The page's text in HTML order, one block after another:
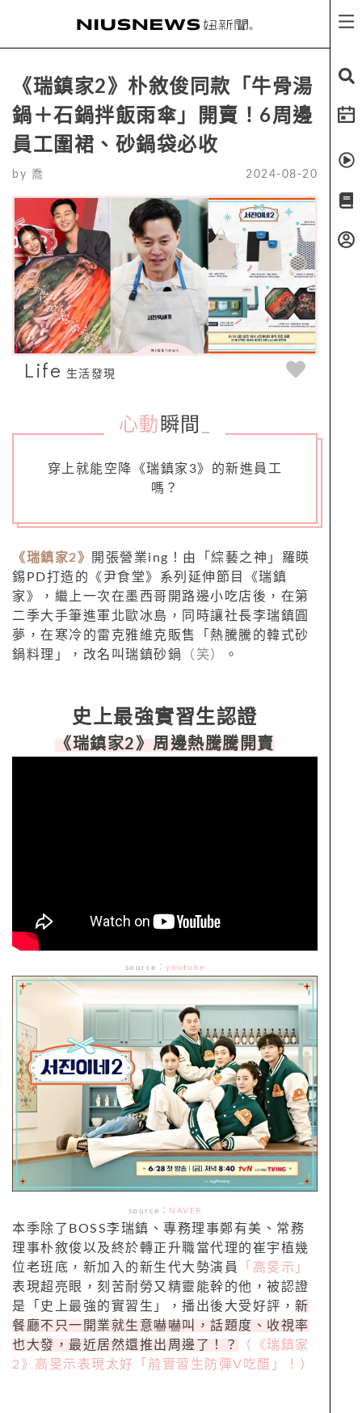
《瑞鎮家2》朴敘俊同款「牛骨湯
鍋＋石鍋拌飯雨傘」開賣！6周邊
員工圍裙、砂鍋袋必收
by 喬 2024-08-20
Life 生活發現
心動 瞬間
穿上就能空降《瑞鎮家3》的新進員工
嗎？
《瑞鎮家2》
開張營業ing！由「綜藝之神」羅䁐
錫PD打造的《尹食堂》系列延伸節目《瑞鎮
家》，繼上一次在墨西哥開路邊小吃店後，在第
二季大手筆進軍北歐冰島，同時讓社長李瑞鎮圓
夢，在寒冷的雷克雅維克販售「熱騰騰的韓式砂
鍋料理」，改名叫瑞鎮砂鍋
（笑） 。
史上最強實習生認證
《瑞鎮家2》周邊熱騰騰開賣
source ： youtube
source ： NAVER
本季除了BOSS李瑞鎮、專務理事鄭有美、常務
理事朴敘俊以及終於轉正升職當代理的崔宇植幾
位老班底，新加入的新生代大勢演員
「高旻示」
表現超亮眼，刻苦耐勞又精靈能幹的他，被認證
是「史上最強的實習生」，播出後大受好評， 新
餐廳不只一開業就生意嚇嚇叫，話題度、收視率
也大發，最近居然還推出周邊了！？
（《瑞鎮家
2》高旻示表現太好「前實習生防彈V吃醋」！）